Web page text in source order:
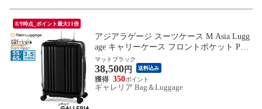
8/9時点_ポイント最大11倍
アジアラゲージ スーツケース M Asia Lugg
age キャリーケース フロントポケット PC
軽量 55L 65L 3泊 4泊 5泊 拡張 ストッパー
静音 ポリカーボネート TS デカかるEdge F
ront Open ALI-077-22FW
マットブラック
38,500円 送料込み
350
ギャレリア Bag＆Luggage